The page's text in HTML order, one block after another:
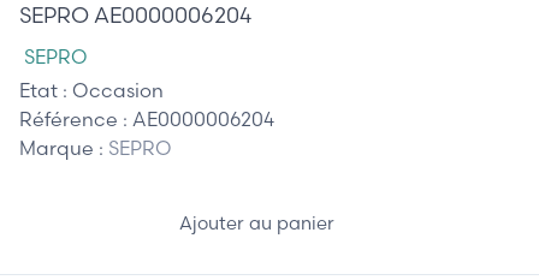
SEPRO AE0000006204
SEPRO
Etat : Occasion
Référence : AE0000006204
Marque : SEPRO
Ajouter au panier